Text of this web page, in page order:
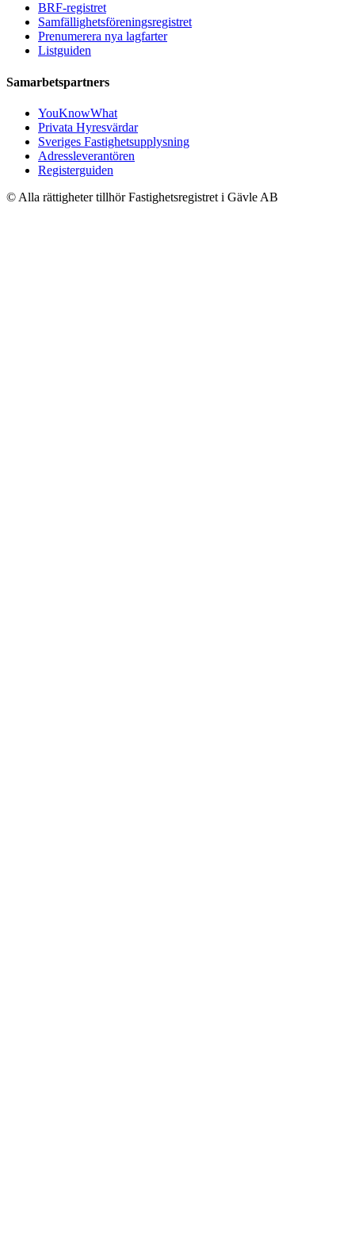
BRF-registret
Samfällighetsföreningsregistret
Prenumerera nya lagfarter
Listguiden
Samarbetspartners
YouKnowWhat
Privata Hyresvärdar
Sveriges Fastighetsupplysning
Adressleverantören
Registerguiden
© Alla rättigheter tillhör Fastighetsregistret i Gävle AB